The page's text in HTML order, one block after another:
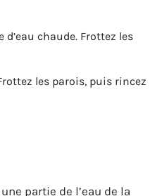
chaude. Frottez les
les parois, puis rincez
partie de l’eau de la